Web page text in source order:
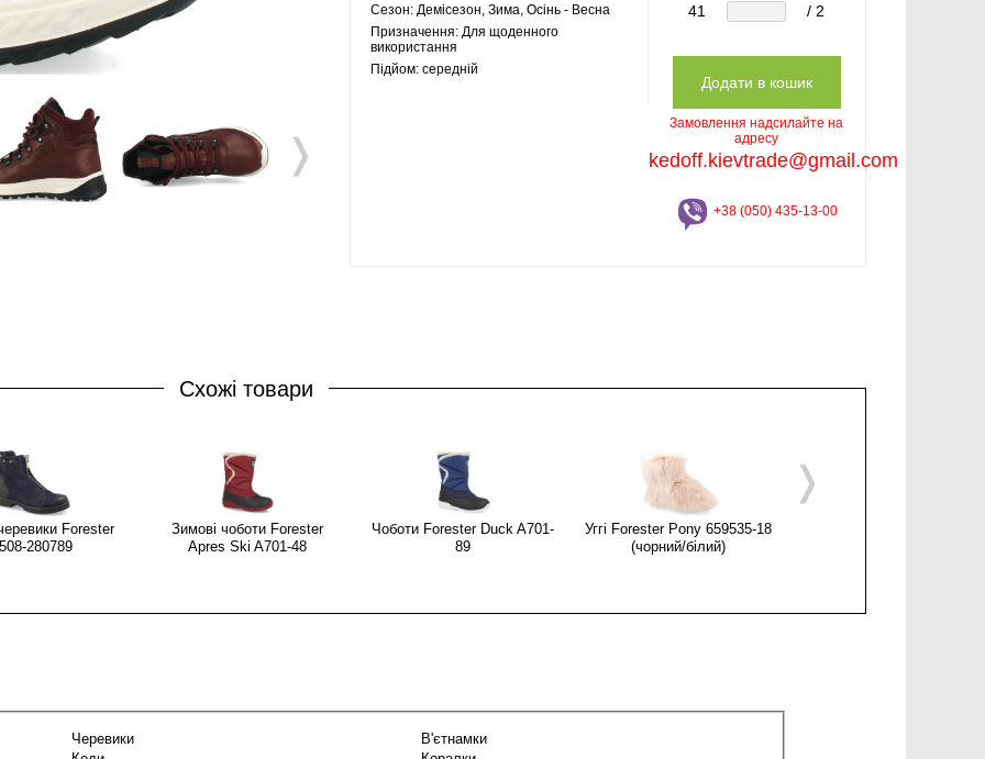
❭
Сезон: Демісезон, Зима, Осінь - Весна
Призначення: Для щоденного
використання
Підйом: середній
41
/ 2
Замовлення надсилайте на
адресу
kedoff.kievtrade@gmail.com
+38 (050) 435-13-00
Схожі товари
Forester
280789
Зимові чоботи Forester
Apres Ski A701-48
Чоботи Forester Duck A701-
89
Уггі Forester Pony 659535-18
(чорний/білий)
❭
Черевики
В'єтнамки